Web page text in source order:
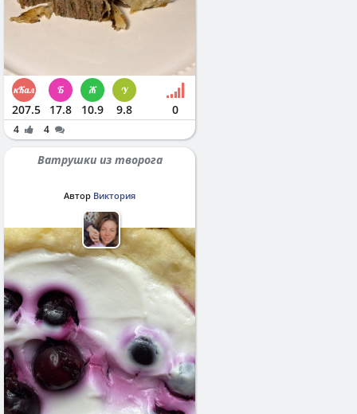
207.5 17.8 10.9 9.8 0
4 4
Ватрушки из творога
Автор Виктория